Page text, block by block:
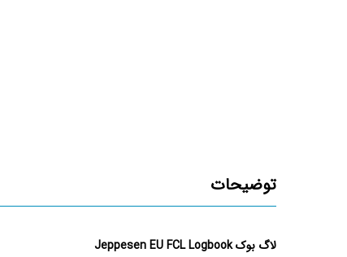
توضیحات
لاگ بوک Jeppesen EU FCL Logbook